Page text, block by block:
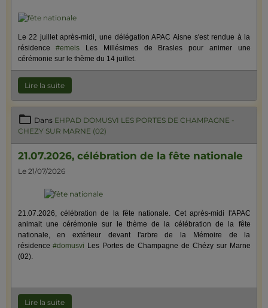
Le 22 juillet après-midi, une délégation APAC Aisne s'est rendue à la
résidence#emeis Les Millésimes de Brasles pour animer une
cérémonie sur le thème du 14 juillet.
Lire la suite
Dans EHPAD DOMUSVI LES PORTES DE CHAMPAGNE -
CHEZY SUR MARNE (02)
21.07.2026, célébration de la fête nationale
Le 21/07/2026
21.07.2026, célébration de la fête nationale. Cet après-midi l'APAC
animait une cérémonie sur le thème de la célébration de la fête
nationale, en extérieur devant l'arbre de la Mémoire de la
résidence#domusvi Les Portes de Champagne de Chézy sur Marne
(02).
Lire la suite